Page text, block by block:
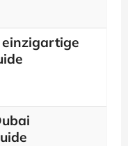
einzigartige